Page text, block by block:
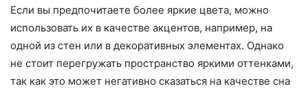
Если вы предпочитаете более яркие цвета, можно
использовать их в качестве акцентов, например, на
одной из стен или в декоративных элементах. Однако
не стоит перегружать пространство яркими оттенками,
так как это может негативно сказаться на качестве сна